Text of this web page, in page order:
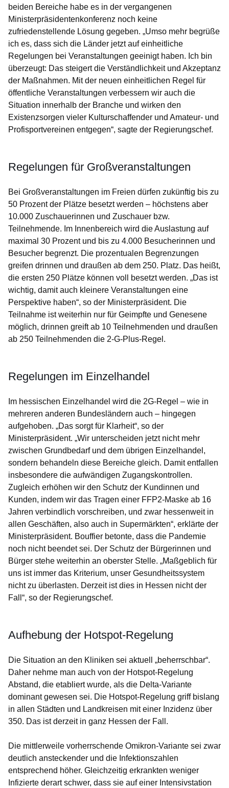
beiden Bereiche habe es in der vergangenen
Ministerpräsidentenkonferenz noch keine
zufriedenstellende Lösung gegeben. „Umso mehr begrüße
ich es, dass sich die Länder jetzt auf einheitliche
Regelungen bei Veranstaltungen geeinigt haben. Ich bin
überzeugt: Das steigert die Verständlichkeit und Akzeptanz
der Maßnahmen. Mit der neuen einheitlichen Regel für
öffentliche Veranstaltungen verbessern wir auch die
Situation innerhalb der Branche und wirken den
Existenzsorgen vieler Kulturschaffender und Amateur- und
Profisportvereinen entgegen“, sagte der Regierungschef.
Regelungen für Großveranstaltungen
Bei Großveranstaltungen im Freien dürfen zukünftig bis zu
50 Prozent der Plätze besetzt werden – höchstens aber
10.000 Zuschauerinnen und Zuschauer bzw.
Teilnehmende. Im Innenbereich wird die Auslastung auf
maximal 30 Prozent und bis zu 4.000 Besucherinnen und
Besucher begrenzt. Die prozentualen Begrenzungen
greifen drinnen und draußen ab dem 250. Platz. Das heißt,
die ersten 250 Plätze können voll besetzt werden. „Das ist
wichtig, damit auch kleinere Veranstaltungen eine
Perspektive haben“, so der Ministerpräsident. Die
Teilnahme ist weiterhin nur für Geimpfte und Genesene
möglich, drinnen greift ab 10 Teilnehmenden und draußen
ab 250 Teilnehmenden die 2-G-Plus-Regel.
Regelungen im Einzelhandel
Im hessischen Einzelhandel wird die 2G-Regel – wie in
mehreren anderen Bundesländern auch – hingegen
aufgehoben. „Das sorgt für Klarheit“, so der
Ministerpräsident. „Wir unterscheiden jetzt nicht mehr
zwischen Grundbedarf und dem übrigen Einzelhandel,
sondern behandeln diese Bereiche gleich. Damit entfallen
insbesondere die aufwändigen Zugangskontrollen.
Zugleich erhöhen wir den Schutz der Kundinnen und
Kunden, indem wir das Tragen einer FFP2-Maske ab 16
Jahren verbindlich vorschreiben, und zwar hessenweit in
allen Geschäften, also auch in Supermärkten“, erklärte der
Ministerpräsident. Bouffier betonte, dass die Pandemie
noch nicht beendet sei. Der Schutz der Bürgerinnen und
Bürger stehe weiterhin an oberster Stelle. „Maßgeblich für
uns ist immer das Kriterium, unser Gesundheitssystem
nicht zu überlasten. Derzeit ist dies in Hessen nicht der
Fall“, so der Regierungschef.
Aufhebung der Hotspot-Regelung
Die Situation an den Kliniken sei aktuell „beherrschbar“.
Daher nehme man auch von der Hotspot-Regelung
Abstand, die etabliert wurde, als die Delta-Variante
dominant gewesen sei. Die Hotspot-Regelung griff bislang
in allen Städten und Landkreisen mit einer Inzidenz über
350. Das ist derzeit in ganz Hessen der Fall.
Die mittlerweile vorherrschende Omikron-Variante sei zwar
deutlich ansteckender und die Infektionszahlen
entsprechend höher. Gleichzeitig erkrankten weniger
Infizierte derart schwer, dass sie auf einer Intensivstation